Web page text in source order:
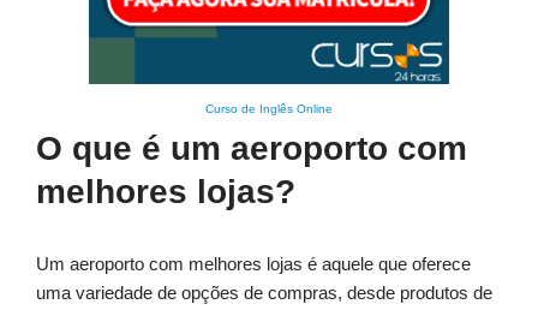
Curso de Inglês Online
O que é um aeroporto com
melhores lojas?
Um aeroporto com melhores lojas é aquele que oferece
uma variedade de opções de compras, desde produtos de